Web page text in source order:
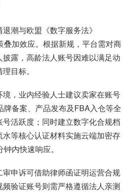
潮与欧盟《数字服务法》
叠加效应。根据新规，平台需对商
露，高龄法人账号因难以满足动
目标。
，业内经验人士建议卖家在账号
牌备案、产品发布及FBA入仓等全
活跃度；同时建立数字化合规档
等核心认证材料实施云端加密存
内快速响应。
申诉可借助律师函证明运营合规
验证账号则需严格遵循法人亲测